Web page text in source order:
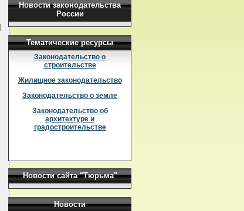
Новости законодательства
России
Тематические ресурсы
Законодательство о
строительстве
Жилищное законодательство
Законодательство о земле
Законодательство об
архитектуре и
градостроительстве
Новости сайта "Тюрьма"
Новости